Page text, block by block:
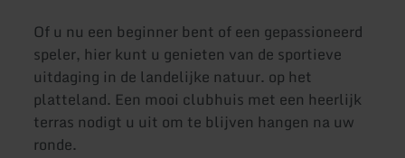
Of u nu een beginner bent of een gepassioneerd
speler, hier kunt u genieten van de sportieve
uitdaging in de landelijke natuur. op het
platteland. Een mooi clubhuis met een heerlijk
terras nodigt u uit om te blijven hangen na uw
ronde.